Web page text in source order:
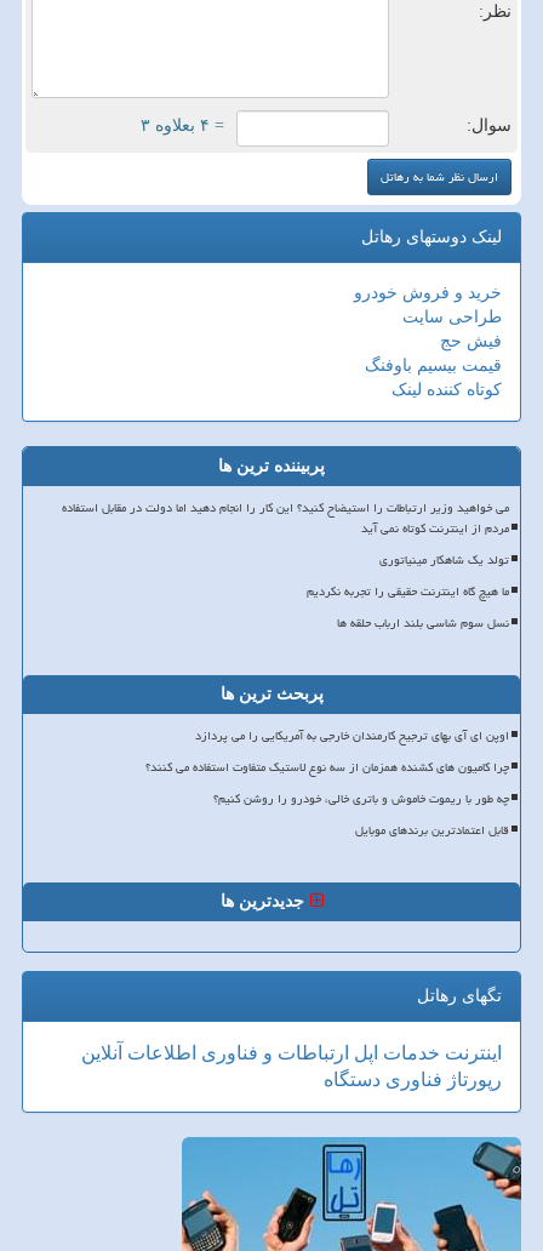
نظر:
سوال: = ۴ بعلاوه ۳
لینک دوستهای رهاتل
خرید و فروش خودرو
طراحی سایت
فیش حج
قیمت بیسیم باوفنگ
کوتاه کننده لینک
پربیننده ترین ها
می خواهید وزیر ارتباطات را استیضاح کنید؟ این کار را انجام دهید اما دولت در مقابل استفاده
مردم از اینترنت کوتاه نمی آید
تولد یک شاهکار مینیاتوری
ما هیچ گاه اینترنت حقیقی را تجربه نکردیم
نسل سوم شاسی بلند ارباب حلقه ها
پربحث ترین ها
اوپن ای آی بهای ترجیح کارمندان خارجی به آمریکایی را می پردازد
چرا کامیون های کشنده همزمان از سه نوع لاستیک متفاوت استفاده می کنند؟
چه طور با ریموت خاموش و باتری خالی، خودرو را روشن کنیم؟
قابل اعتمادترین برندهای موبایل
جدیدترین ها
تگهای رهاتل
اینترنت خدمات اپل ارتباطات و فناوری اطلاعات آنلاین
رپورتاژ فناوری دستگاه